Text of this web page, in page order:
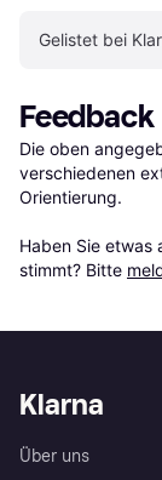
Gelistet bei
Feedback
Die oben
verschiedenen
Orientierung.
Haben Sie etwas
stimmt? Bitte
Klarna
Über uns